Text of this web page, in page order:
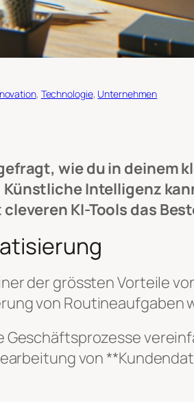
, Technologie, Unternehmen
wie du in deinem
Künstliche Intelligenz
KI-Tools das
der grössten Vorteile
von Routineaufgaben
Geschäftsprozesse
von